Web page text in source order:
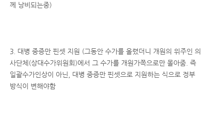
께 낭비되는중)
3. 대병 중증만 핀셋 지원 (그동안 수가를 올렸더니 개원의 위주인 의
사단체(상대수가위원회)에서 그 수가를 개원가쪽으로만 몰아줌. 즉
일괄수가인상이 아닌, 대병 중증만 핀셋으로 지원하는 식으로 정부
방식이 변해야함